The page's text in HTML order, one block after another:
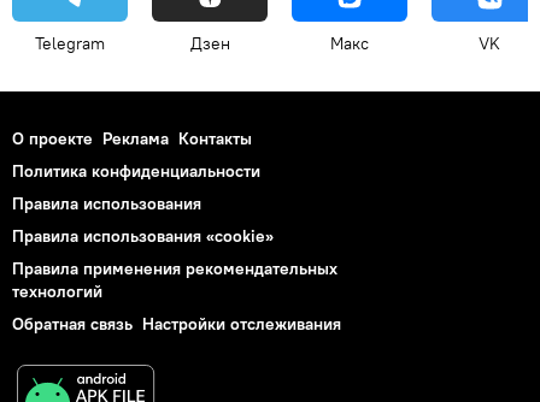
Telegram Дзен Макс VK
О проекте Реклама Контакты
Политика конфиденциальности
Правила использования
Правила использования «cookie»
Правила применения рекомендательных
технологий
Обратная связь Настройки отслеживания